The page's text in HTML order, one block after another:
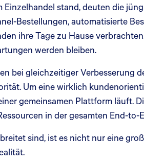
stand, deuten die
Bestellungen, automatisierte
ihre Tage zu Hause
werden bleiben.
bei gleichzeitiger Verbesserung
Um eine wirklich
gemeinsamen Plattform läuft.
in der gesamten End-to-
sind, ist es nicht nur eine